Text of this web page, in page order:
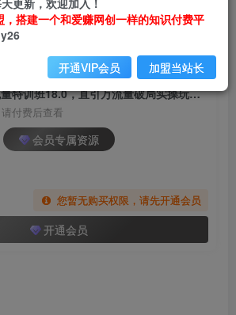
关注 私信
（5232期）电商流量特训班18.0，直引万流量破局实操玩法，现场出数据拿结果
付费后查看
会员专属资源
您暂无购买权限，请先开通会员
开通会员
，搭建一个和爱赚网创一样的知识付费平
开通VIP会员 加盟当站长